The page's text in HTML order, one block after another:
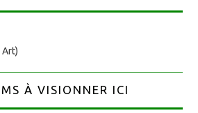
Art)
À VISIONNER ICI